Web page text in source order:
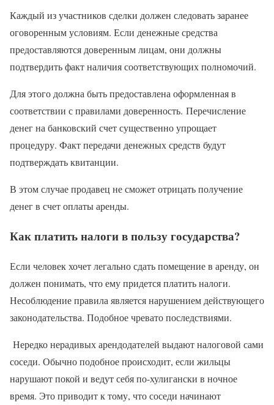
Каждый из участников сделки должен следовать заранее
оговоренным условиям. Если денежные средства
предоставляются доверенным лицам, они должны
подтвердить факт наличия соответствующих полномочий.
Для этого должна быть предоставлена оформленная в
соответствии с правилами доверенность. Перечисление
денег на банковский счет существенно упрощает
процедуру. Факт передачи денежных средств будут
подтверждать квитанции.
В этом случае продавец не сможет отрицать получение
денег в счет оплаты аренды.
Как платить налоги в пользу государства?
Если человек хочет легально сдать помещение в аренду, он
должен понимать, что ему придется платить налоги.
Несоблюдение правила является нарушением действующего
законодательства. Подобное чревато последствиями.
Нередко нерадивых арендодателей выдают налоговой сами
соседи. Обычно подобное происходит, если жильцы
нарушают покой и ведут себя по-хулигански в ночное
время. Это приводит к тому, что соседи начинают